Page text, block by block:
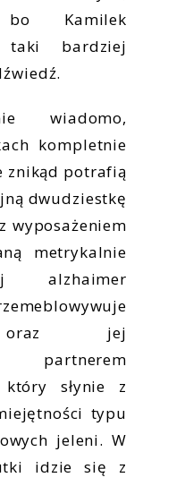
Kamilek
bardziej
wiadomo,
kompletnie
znikąd potrafią
dwudziestkę
wyposażeniem
metrykalnie
alzhaimer
oraz jej
partnerem
który słynie z
typu
jeleni. W
idzie się z